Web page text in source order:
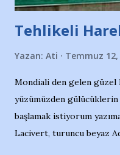
Tehlikeli
Yazan: Ati Temmuz 12,
Mondiali den gelen
yüzümüzden
başlamak istiyorum
Lacivert, turuncu beyaz